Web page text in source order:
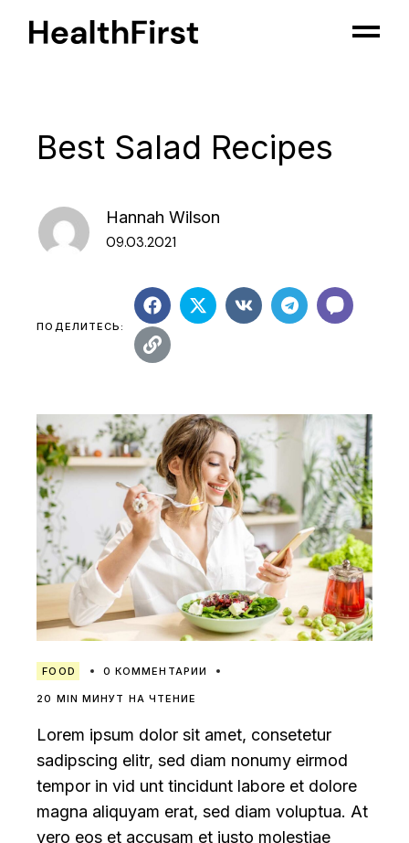
Best Salad Recipes
Hannah Wilson
09.03.2021
ПОДЕЛИТЕСЬ:
FOOD 0 КОММЕНТАРИИ
20 MIN МИНУТ НА ЧТЕНИЕ
Lorem ipsum dolor sit amet, consetetur
sadipscing elitr, sed diam nonumy eirmod
tempor in vid unt tincidunt labore et dolore
magna aliquyam erat, sed diam voluptua. At
vero eos et accusam et justo molestiae